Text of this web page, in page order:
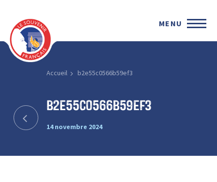
MENU
Accueil b2e55c0566b59ef3
b2e55c0566b59ef3
14 novembre 2024